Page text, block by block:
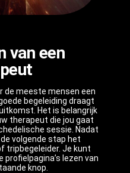
van een
de meeste mensen een
begeleiding draagt
Het is belangrijk
therapeut die jou gaat
sessie. Nadat
volgende stap het
tripbegeleider. Je kunt
profielpagina’s lezen van
knop.